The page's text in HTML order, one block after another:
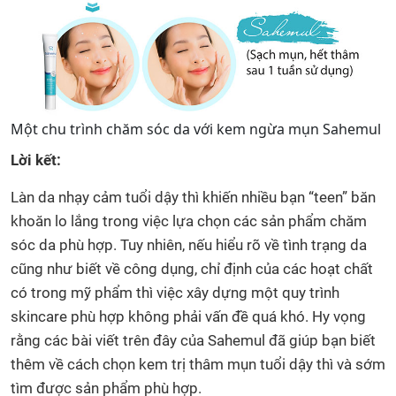
Một chu trình chăm sóc da với kem ngừa mụn Sahemul
Lời kết:
Làn da nhạy cảm tuổi dậy thì khiến nhiều bạn “teen” băn
khoăn lo lắng trong việc lựa chọn các sản phẩm chăm
sóc da phù hợp. Tuy nhiên, nếu hiểu rõ về tình trạng da
cũng như biết về công dụng, chỉ định của các hoạt chất
có trong mỹ phẩm thì việc xây dựng một quy trình
skincare phù hợp không phải vấn đề quá khó. Hy vọng
rằng các bài viết trên đây của Sahemul đã giúp bạn biết
thêm về cách chọn kem trị thâm mụn tuổi dậy thì và sớm
tìm được sản phẩm phù hợp.